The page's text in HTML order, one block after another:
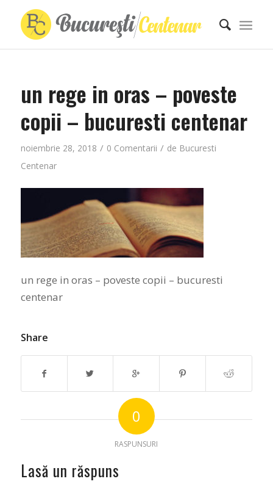
un rege in oras – poveste
copii – bucuresti centenar
noiembrie 28, 2018 / 0 Comentarii / de Bucuresti
Centenar
un rege in oras – poveste copii – bucuresti
centenar
Share
0
RASPUNSURI
Lasă un răspuns